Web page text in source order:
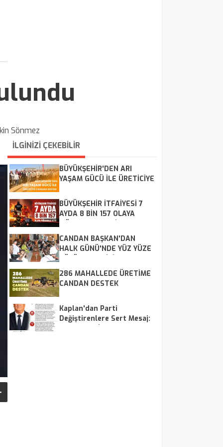
Sönmez
İLGİNİZİ ÇEKEBİLİR
BÜYÜKŞEHİR'DEN ARI
YAŞAM GÜCÜ İLE ÜRETİCİYE
BÜYÜKŞEHİR İTFAİYESİ 7
AYDA 8 BİN 157 OLAYA
CANDAN BAŞKAN'DAN
HALK GÜNÜ'NDE YÜZ YÜZE
286 MAHALLEDE ÜRETİME
CANDAN DESTEK
Kaplan'dan Parti
Değiştirenlere Sert Mesaj: